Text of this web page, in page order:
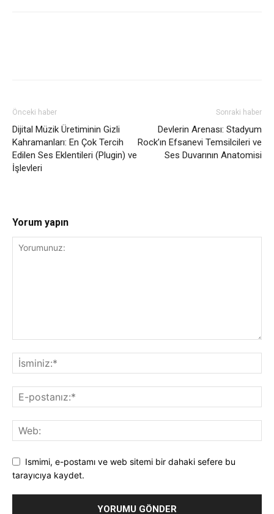
Önceki haber
Dijital Müzik Üretiminin Gizli
Kahramanları: En Çok Tercih
Edilen Ses Eklentileri (Plugin) ve
İşlevleri
Sonraki haber
Devlerin Arenası: Stadyum
Rock’ın Efsanevi Temsilcileri ve
Ses Duvarının Anatomisi
Yorum yapın
Ismimi, e-postamı ve web sitemi bir dahaki sefere bu
tarayıcıya kaydet.